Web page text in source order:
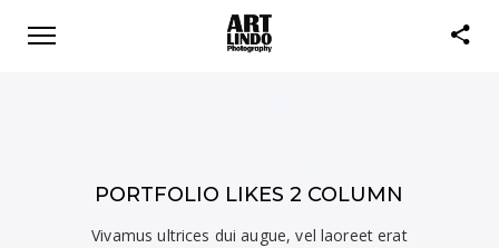
PORTFOLIO LIKES 2 COLUMN
Vivamus ultrices dui augue, vel laoreet erat